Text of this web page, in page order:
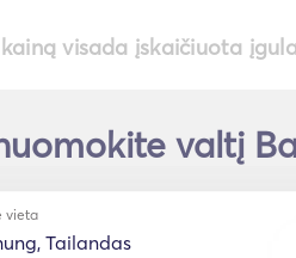
kainą visada įskaičiuota
valtį
vieta